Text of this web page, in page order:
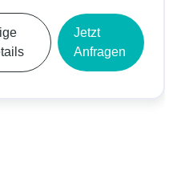
Jetzt
Anfragen